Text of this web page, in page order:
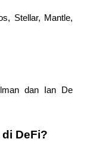
Stellar, Mantle,
dan Ian De
DeFi?